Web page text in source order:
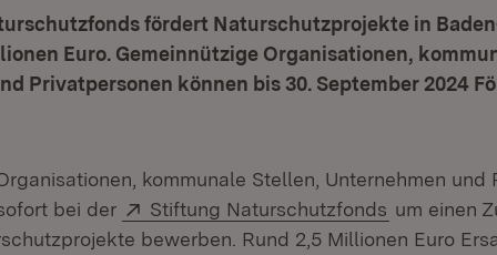
fördert Naturschutzprojekte in
Euro. Gemeinnützige Organisationen,
Privatpersonen können bis 30. September 2024
kommunale Stellen, Unternehmen und
bei der
Extern:
Stiftung Naturschutzfonds (Öffnet in
um einen
bewerben. Rund 2,5 Millionen Euro